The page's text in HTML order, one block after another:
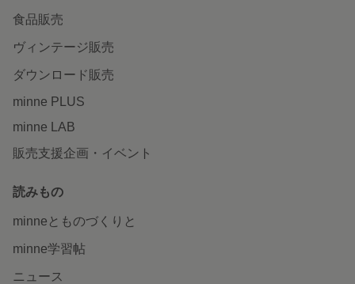
食品販売
ヴィンテージ販売
ダウンロード販売
minne PLUS
minne LAB
販売支援企画・イベント
読みもの
minneとものづくりと
minne学習帖
ニュース